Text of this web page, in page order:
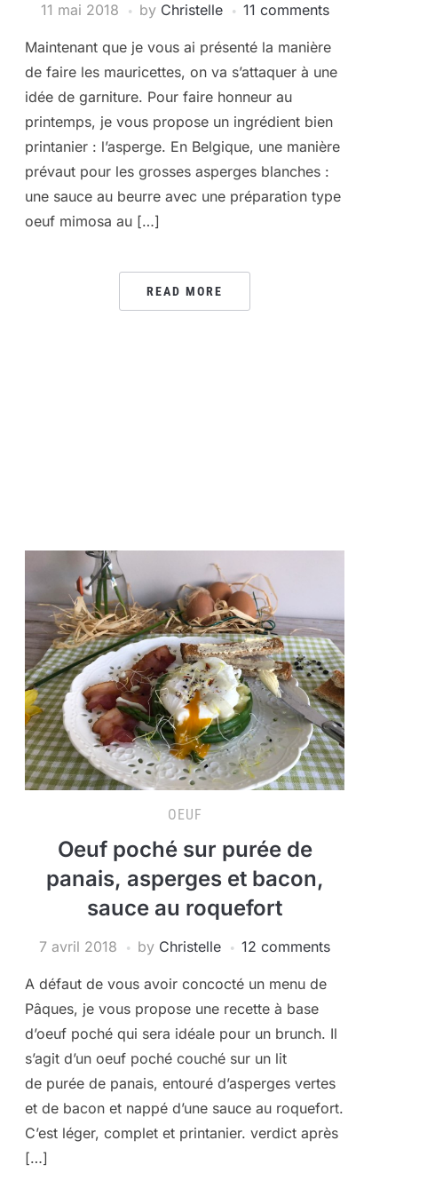
11 mai 2018 by Christelle 11 comments
Maintenant que je vous ai présenté la manière
de faire les mauricettes, on va s’attaquer à une
idée de garniture. Pour faire honneur au
printemps, je vous propose un ingrédient bien
printanier : l’asperge. En Belgique, une manière
prévaut pour les grosses asperges blanches :
une sauce au beurre avec une préparation type
oeuf mimosa au […]
READ MORE
OEUF
Oeuf poché sur purée de
panais, asperges et bacon,
sauce au roquefort
7 avril 2018 by Christelle 12 comments
A défaut de vous avoir concocté un menu de
Pâques, je vous propose une recette à base
d’oeuf poché qui sera idéale pour un brunch. Il
s’agit d’un oeuf poché couché sur un lit
de purée de panais, entouré d’asperges vertes
et de bacon et nappé d’une sauce au roquefort.
C’est léger, complet et printanier. verdict après
[…]